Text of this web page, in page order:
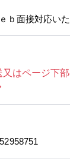
ｂ面接対応い
又はページ下